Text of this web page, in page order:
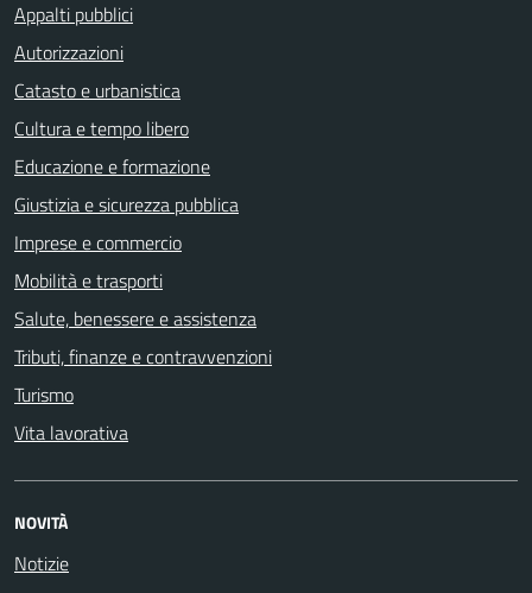
Appalti pubblici
Autorizzazioni
Catasto e urbanistica
Cultura e tempo libero
Educazione e formazione
Giustizia e sicurezza pubblica
Imprese e commercio
Mobilità e trasporti
Salute, benessere e assistenza
Tributi, finanze e contravvenzioni
Turismo
Vita lavorativa
NOVITÀ
Notizie